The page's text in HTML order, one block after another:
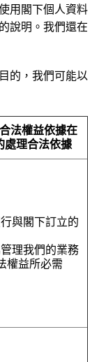
用閣下個人資料
說明。我們還在
的，我們可能以
法權益依據在
處理合法依據
與閣下訂立的
理我們的業務
權益所必需